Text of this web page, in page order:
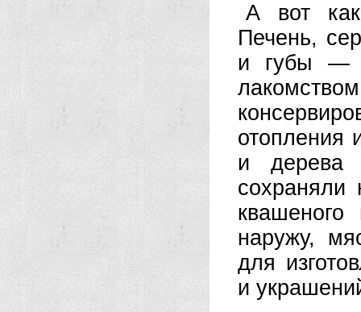
А вот
Печень,
и губы —
отопления
и дерева
наружу,
для
и